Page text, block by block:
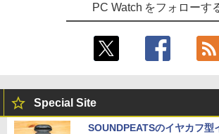
PC Watch をフォローす
Special Site
SOUNDPEATSのイヤカフ型